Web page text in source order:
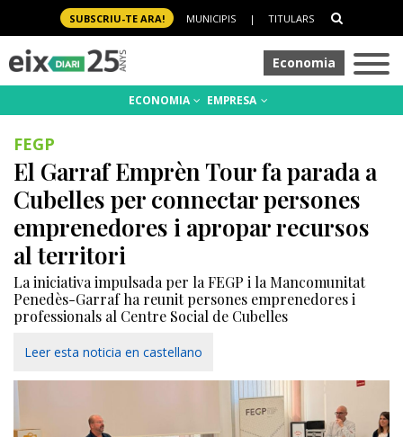
SUBSCRIU-TE ARA! MUNICIPIS | TITULARS
Economia
ECONOMIA EMPRESA
FEGP
El Garraf Emprèn Tour fa parada a
Cubelles per connectar persones
emprenedores i apropar recursos
al territori
La iniciativa impulsada per la FEGP i la Mancomunitat
Penedès-Garraf ha reunit persones emprenedores i
professionals al Centre Social de Cubelles
Leer esta noticia en castellano